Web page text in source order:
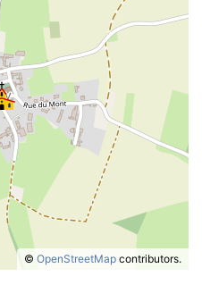
© OpenStreetMap contributors.